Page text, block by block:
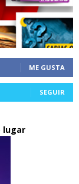
ME GUSTA
SEGUIR
lugar